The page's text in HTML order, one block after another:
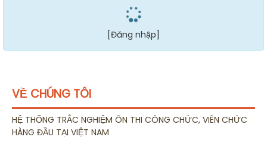
[Đăng nhập]
VỀ CHÚNG TÔI
HỆ THỐNG TRẮC NGHIỆM ÔN THI CÔNG CHỨC, VIÊN CHỨC
HÀNG ĐẦU TẠI VIỆT NAM